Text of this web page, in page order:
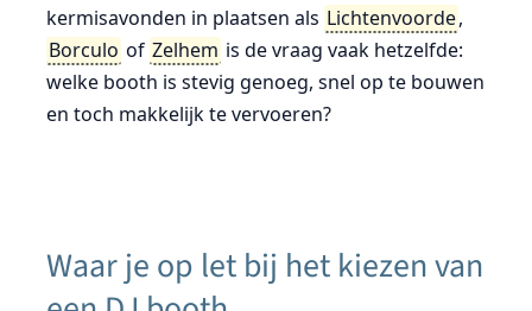
kermisavonden in plaatsen als Lichtenvoorde,
Borculo of Zelhem is de vraag vaak hetzelfde:
welke booth is stevig genoeg, snel op te bouwen
en toch makkelijk te vervoeren?
Waar je op let bij het kiezen van